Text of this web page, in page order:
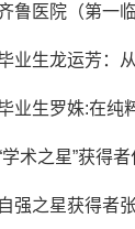
鲁医院（第一
业生龙运芳：
业生罗姝:在纯
学术之星”获得
自强之星获得者